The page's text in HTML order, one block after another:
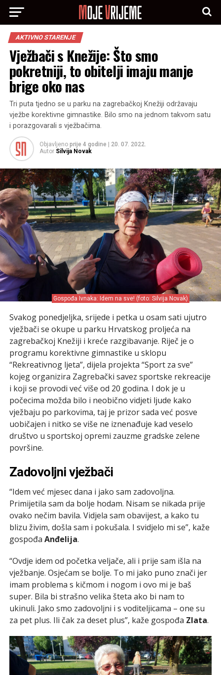
AKTIVNO STARENJE
Vježbači s Knežije: Što smo
pokretniji, to obitelji imaju manje
brige oko nas
Tri puta tjedno se u parku na zagrebačkoj Knežiji održavaju
vježbe korektivne gimnastike. Bilo smo na jednom takvom satu
i porazgovarali s vježbačima.
Objavljeno prije 4 godine
20. 07. 2022.
Autor Silvija Novak
Gospođa Ivnaka: Idem na sve! (foto: Silvija Novak)
Svakog ponedjeljka, srijede i petka u osam sati ujutro
vježbači se okupe u parku Hrvatskog proljeća na
zagrebačkoj Knežiji i kreće razgibavanje. Riječ je o
programu korektivne gimnastike u sklopu
“Rekreativnog ljeta”, dijela projekta “Sport za sve”
kojeg organizira Zagrebački savez sportske rekreacije
i koji se provodi već više od 20 godina. I dok je u
počecima možda bilo i neobično vidjeti ljude kako
vježbaju po parkovima, taj je prizor sada već posve
uobičajen i nitko se više ne iznenađuje kad veselo
društvo u sportskoj opremi zauzme gradske zelene
površine.
Zadovoljni vježbači
“Idem već mjesec dana i jako sam zadovoljna.
Primijetila sam da bolje hodam. Nisam se nikada prije
ovako nečim bavila. Vidjela sam obavijest, a kako tu
blizu živim, došla sam i pokušala. I svidjelo mi se”, kaže
gospođa Anđelija.
“Ovdje idem od početka veljače, ali i prije sam išla na
vježbanje. Osjećam se bolje. To mi jako puno znači jer
imam problema s kičmom i nogom i ovo mi je baš
super. Bila bi strašno velika šteta ako bi nam to
ukinuli. Jako smo zadovoljni i s voditeljicama – one su
za pet plus. Ili čak za deset plus”, kaže gospođa Zlata.